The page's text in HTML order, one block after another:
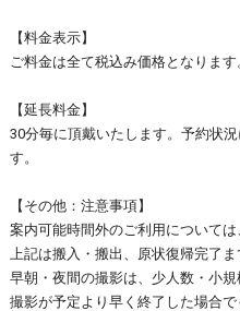
【料金表示】
ご料金は全て税込み価格となります
【延長料金】
30分毎に頂戴いたします。予約状
す。
【その他：注意事項】
案内可能時間外のご利用については
上記は搬入・搬出、原状復帰完了
早朝・夜間の撮影は、少人数・小規
撮影が予定より早く終了した場合